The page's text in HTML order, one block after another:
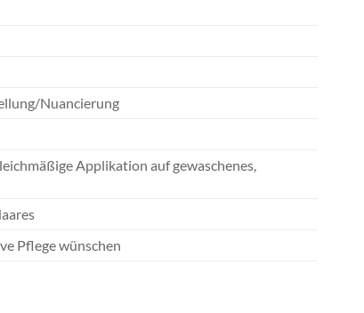
Nuancierung
Applikation auf gewaschenes,
Pflege wünschen